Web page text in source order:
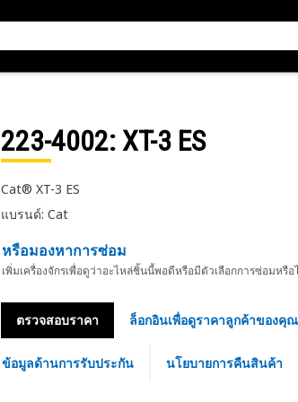
223-4002: XT-3 ES
Cat® XT-3 ES
แบรนด์: Cat
หรือมองหาการซ่อม
เพิ่มเครื่องจักรเพื่อดูว่าอะไหล่ชิ้นนี้พอดีหรือมีตัวเลือกการซ่อมหรือ
ตรวจสอบราคา ล็อกอินเพื่อดูราคาลูกค้าของคุณ
ข้อมูลด้านการรับประกัน นโยบายการคืนสินค้า